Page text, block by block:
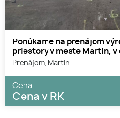
Ponúkame na prenájom
priestory v meste Martin, v
Prenájom, Martin
Cena
Cena v RK